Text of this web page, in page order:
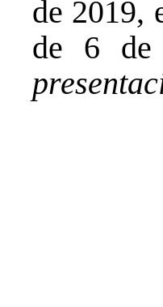
de 2019,
de 6 de